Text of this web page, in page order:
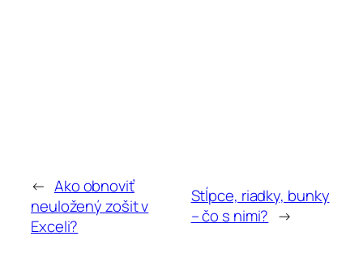
← Ako obnoviť
neuložený zošit v
Exceli?
Stĺpce, riadky, bunky
– čo s nimi? →